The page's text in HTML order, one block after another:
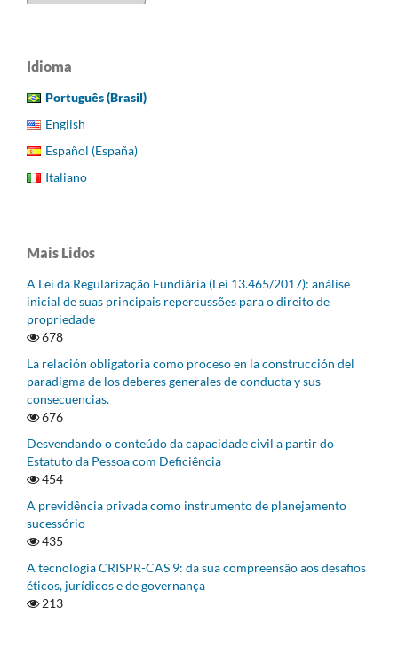
Idioma
Português (Brasil)
English
Español (España)
Italiano
Mais Lidos
A Lei da Regularização Fundiária (Lei 13.465/2017): análise
inicial de suas principais repercussões para o direito de
propriedade
678
La relación obligatoria como proceso en la construcción del
paradigma de los deberes generales de conducta y sus
consecuencias.
676
Desvendando o conteúdo da capacidade civil a partir do
Estatuto da Pessoa com Deficiência
454
A previdência privada como instrumento de planejamento
sucessório
435
A tecnologia CRISPR-CAS 9: da sua compreensão aos desafios
éticos, jurídicos e de governança
213